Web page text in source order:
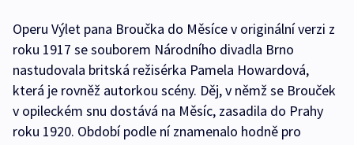
Operu Výlet pana Broučka do Měsíce v originální verzi z
roku 1917 se souborem Národního divadla Brno
nastudovala britská režisérka Pamela Howardová,
která je rovněž autorkou scény. Děj, v němž se Brouček
v opileckém snu dostává na Měsíc, zasadila do Prahy
roku 1920. Období podle ní znamenalo hodně pro